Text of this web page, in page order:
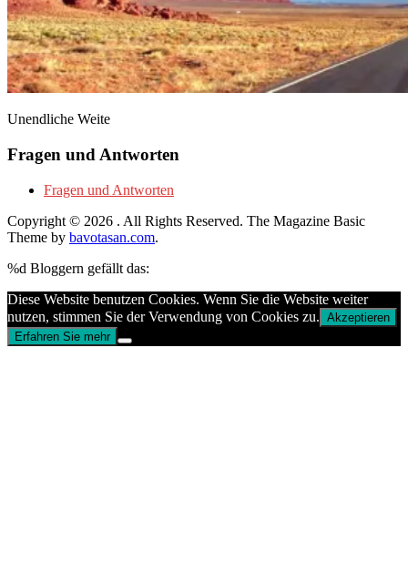
Unendliche Weite
Fragen und Antworten
Fragen und Antworten
Copyright © 2026 . All Rights Reserved. The Magazine Basic
Theme by bavotasan.com.
%d Bloggern gefällt das:
Diese Website benutzen Cookies. Wenn Sie die Website weiter
nutzen, stimmen Sie der Verwendung von Cookies zu. Akzeptieren
Erfahren Sie mehr